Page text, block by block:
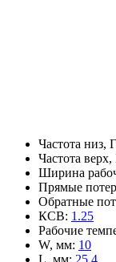
Частота низ,
Частота
Ширина
Прямые
Обратные
КСВ: 1.25
Рабочие
W, мм: 10
L, мм: 25.4